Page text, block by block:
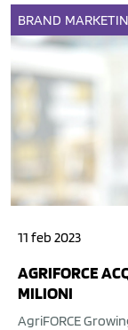
BRAND
11 feb 2023
AGRIFORCE
MILIONI
AgriFORCE